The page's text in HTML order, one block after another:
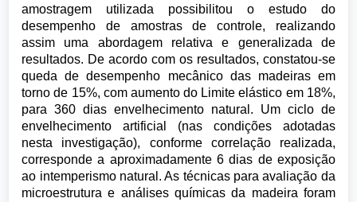
amostragem utilizada possibilitou o estudo do
desempenho de amostras de controle, realizando
assim uma abordagem relativa e generalizada de
resultados. De acordo com os resultados, constatou-se
queda de desempenho mecânico das madeiras em
torno de 15%, com aumento do Limite elástico em 18%,
para 360 dias envelhecimento natural. Um ciclo de
envelhecimento artificial (nas condições adotadas
nesta investigação), conforme correlação realizada,
corresponde a aproximadamente 6 dias de exposição
ao intemperismo natural. As técnicas para avaliação da
microestrutura e análises químicas da madeira foram